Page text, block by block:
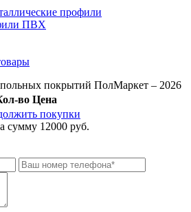
профили
ПВХ
покрытий ПолМаркет – 2026
во Цена
покупки
сумму 12000 руб.